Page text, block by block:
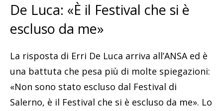
De Luca: «È il Festival che si è
escluso da me»
La risposta di Erri De Luca arriva all’ANSA ed è
una battuta che pesa più di molte spiegazioni:
«Non sono stato escluso dal Festival di
Salerno, è il Festival che si è escluso da me». Lo